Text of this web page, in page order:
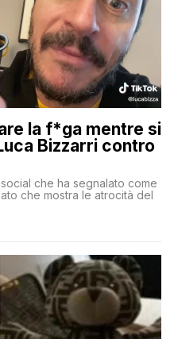
la f*ga mentre si
Bizzarri contro
che ha segnalato come
che mostra le atrocità del